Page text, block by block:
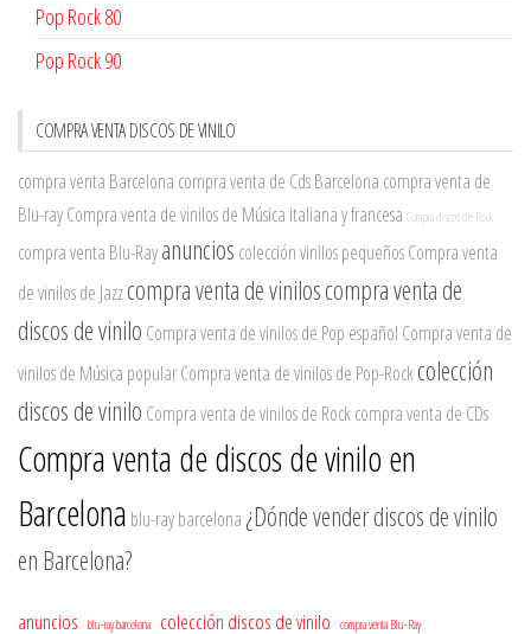
Pop Rock 80
Pop Rock 90
COMPRA VENTA DISCOS DE VINILO
compra venta Barcelona compra venta de Cds Barcelona compra venta de
Blu-rayCompra venta de vinilos de Música italiana y francesa Compra discos de Rock
compra venta Blu-Rayanuncios colección vinilos pequeñosCompra venta
de vinilos de Jazzcompra venta de viniloscompra venta de
discos de vinilo Compra venta de vinilos de Pop español Compra venta de
vinilos de Música popularCompra venta de vinilos de Pop-Rockcolección
discos de vinilo Compra venta de vinilos de Rockcompra venta de CDs
Compra venta de discos de vinilo en
Barcelona blu-ray barcelona ¿Dónde vender discos de vinilo
en Barcelona?
anuncios blu-ray barcelona colección discos de vinilo
compra venta Blu-Ray